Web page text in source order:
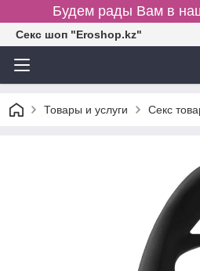
Будем рады Вам в
Секс шоп "Eroshop.kz"
Товары и услуги Секс